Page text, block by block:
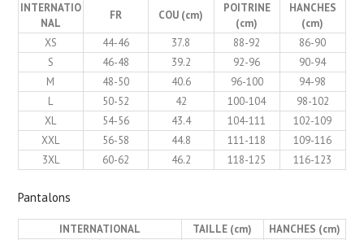
INTERNATIO
NAL
FR COU (cm)
POITRINE
(cm)
HANCHES
(cm)
XS
44-46 37.8 88-92
86-90
S
46-48 39.2 92-96
90-94
M
48-50 40.6 96-100
94-98
L
50-52 42 100-104
98-102
XL
54-56 43.4 104-111
102-109
XXL
56-58 44.8 111-118
109-116
3XL
60-62 46.2 118-125 116-123
Pantalons
INTERNATIONAL TAILLE (cm)
HANCHES (cm)